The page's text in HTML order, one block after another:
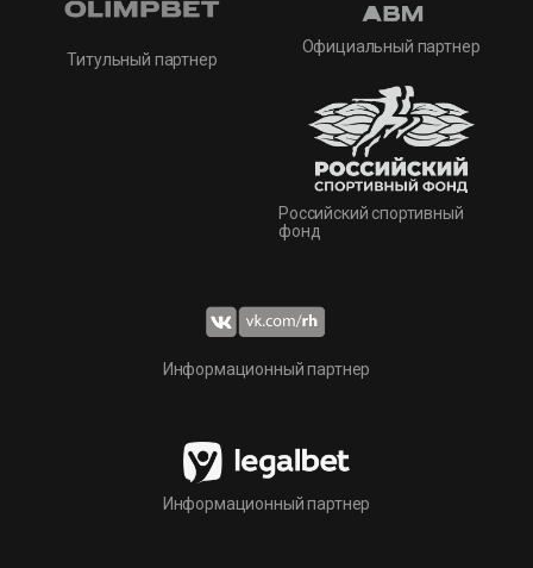
Титульный партнер
Официальный партнер
Российский спортивный
фонд
Информационный партнер
Информационный партнер